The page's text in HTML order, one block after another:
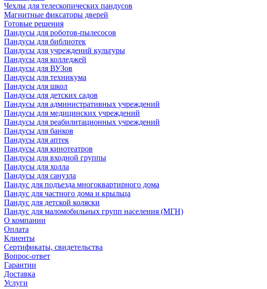
Чехлы для телескопических пандусов
Магнитные фиксаторы дверей
Готовые решения
Пандусы для роботов-пылесосов
Пандусы для библиотек
Пандусы для учреждений культуры
Пандусы для колледжей
Пандусы для ВУЗов
Пандусы для техникума
Пандусы для школ
Пандусы для детских садов
Пандусы для административных учреждений
Пандусы для медицинских учреждений
Пандусы для реабилитационных учреждений
Пандусы для банков
Пандусы для аптек
Пандусы для кинотеатров
Пандусы для входной группы
Пандусы для холла
Пандусы для санузла
Пандус для подъезда многоквартирного дома
Пандус для частного дома и крыльца
Пандус для детской коляски
Пандус для маломобильных групп населения (МГН)
О компании
Оплата
Клиенты
Сертификаты, свидетельства
Вопрос-ответ
Гарантии
Доставка
Услуги